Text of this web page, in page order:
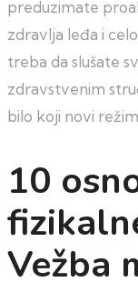
preduzimate
zdravlja leđa i
treba da slušate
zdravstvenim
bilo koji novi
10
Vežba